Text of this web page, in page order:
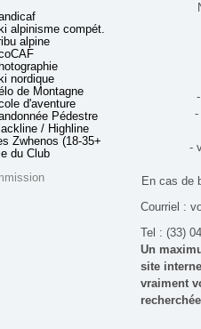
alpinisme compét.
alpine
nordique
de Montagne
d'aventure
Pédestre
/ Highline
Zwhenos (18-35+ ans)
du Club
-
-
En cas de
Courriel :
Tel : (33)
Un
site
vraiment